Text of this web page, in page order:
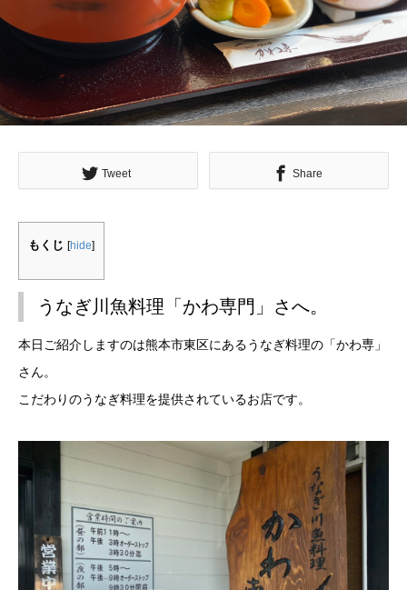
Tweet Share
もくじ [hide]
うなぎ川魚料理「かわ専門」さへ。
本日ご紹介しますのは熊本市東区にあるうなぎ料理の「かわ専」
さん。
こだわりのうなぎ料理を提供されているお店です。